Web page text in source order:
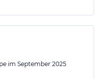
im September 2025